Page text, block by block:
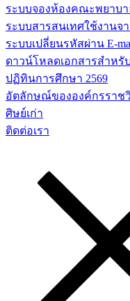
ระบบจองห้องคณะพยาบ
ระบบสารสนเทศใช้งานจ
ระบบเปลี่ยนรหัสผ่าน E-
ดาวน์โหลดเอกสารสำหรั
ปฏิทินการศึกษา 2569
อัตลักษณ์ขององค์กรราช
ศิษย์เก่า
ติดต่อเรา